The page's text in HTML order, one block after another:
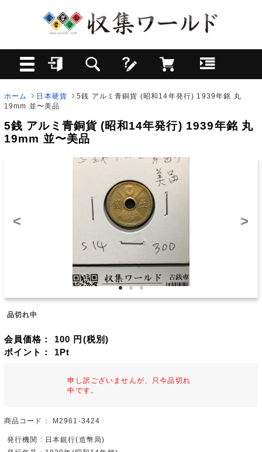
ホーム 日本硬貨
5銭 アルミ青銅貨 (昭和14年発行) 1939年銘 丸
19mm 並〜美品
5銭 アルミ青銅貨 (昭和14年発行) 1939年銘 丸
19mm 並〜美品
< >
品切れ中
会員価格： 100 円(税別)
ポイント： 1Pt
申し訳ございませんが、只今品切れ
中です。
商品コード： M2961-3424
発行機関 : 日本銀行(造幣局)